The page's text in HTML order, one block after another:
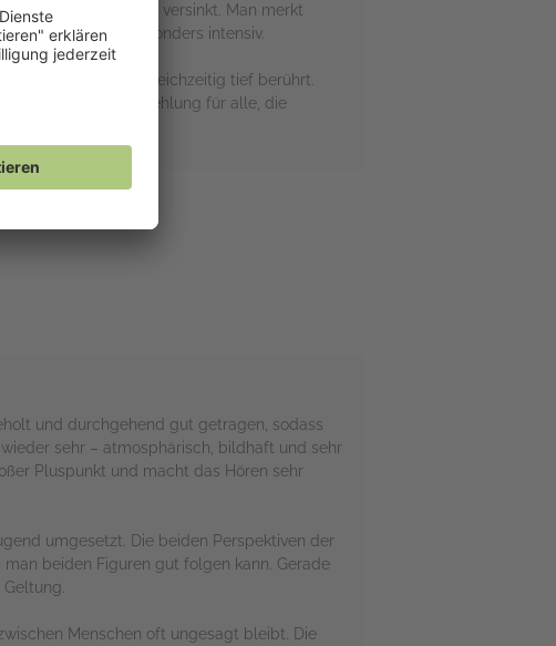
man komplett darin versinkt. Man merkt
nochmal besonders intensiv.
weckt und gleichzeitig tief berührt.
ganz klare Hörempfehlung für alle, die
und durchgehend gut getragen, sodass
sehr – atmosphärisch, bildhaft und sehr
Pluspunkt und macht das Hören sehr
umgesetzt. Die beiden Perspektiven der
beiden Figuren gut folgen kann. Gerade
Menschen oft ungesagt bleibt. Die